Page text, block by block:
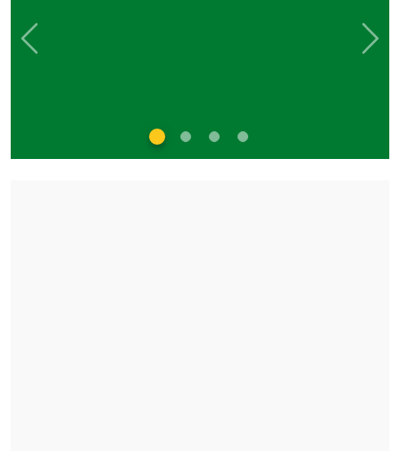
Previous Next